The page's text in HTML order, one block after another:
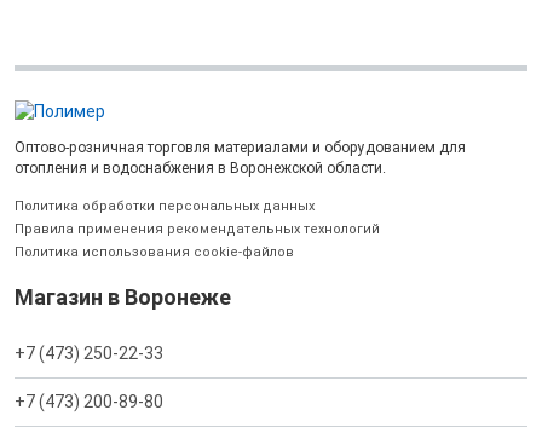
Оптово-розничная торговля материалами и оборудованием для
отопления и водоснабжения в Воронежской области.
Политика обработки персональных данных
Правила применения рекомендательных технологий
Политика использования cookie-файлов
Магазин в Воронеже
+7 (473) 250-22-33
+7 (473) 200-89-80